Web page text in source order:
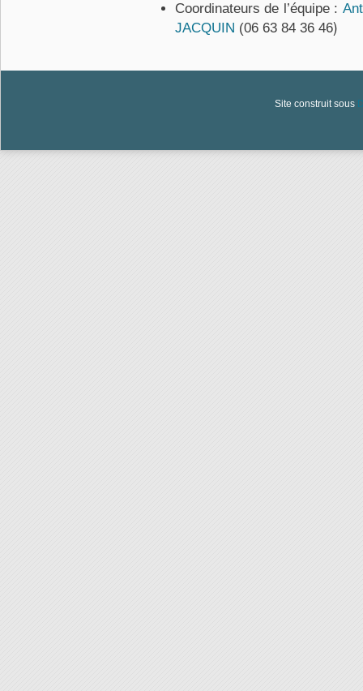
Coordinateurs de l’équipe :
JACQUIN (06 63 84 36 46)
Site construit sous